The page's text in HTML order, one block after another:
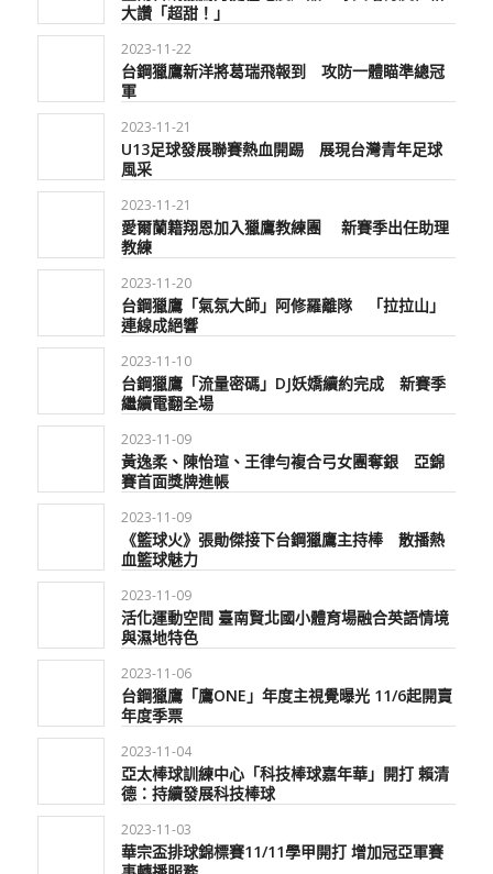
大讚「超甜！」
2023-11-22
台鋼獵鷹新洋將葛瑞飛報到 攻防一體瞄準總冠
軍
2023-11-21
U13足球發展聯賽熱血開踢 展現台灣青年足球
風采
2023-11-21
愛爾蘭籍翔恩加入獵鷹教練團 新賽季出任助理
教練
2023-11-20
台鋼獵鷹「氣氛大師」阿修羅離隊 「拉拉山」
連線成絕響
2023-11-10
台鋼獵鷹「流量密碼」DJ妖嬌續約完成 新賽季
繼續電翻全場
2023-11-09
黃逸柔、陳怡瑄、王律勻複合弓女團奪銀 亞錦
賽首面獎牌進帳
2023-11-09
《籃球火》張勛傑接下台鋼獵鷹主持棒 散播熱
血籃球魅力
2023-11-09
活化運動空間 臺南賢北國小體育場融合英語情境
與濕地特色
2023-11-06
台鋼獵鷹「鷹ONE」年度主視覺曝光 11/6起開賣
年度季票
2023-11-04
亞太棒球訓練中心「科技棒球嘉年華」開打 賴清
德：持續發展科技棒球
2023-11-03
華宗盃排球錦標賽11/11學甲開打 增加冠亞軍賽